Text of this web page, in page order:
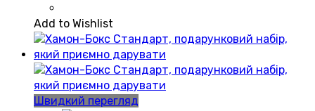
Add to Wishlist
Швидкий перегляд